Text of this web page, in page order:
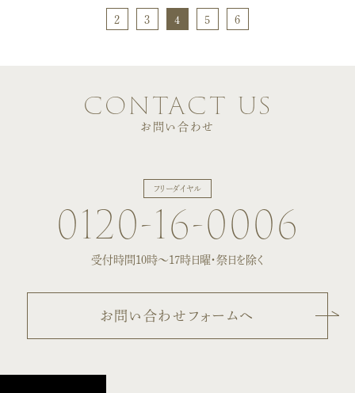
2 3 4 5 6
contact us
お問い合わせ
フリーダイヤル
0120-16-0006
受付時間10時〜17時 日曜・祭日を除く
お問い合わせフォームへ